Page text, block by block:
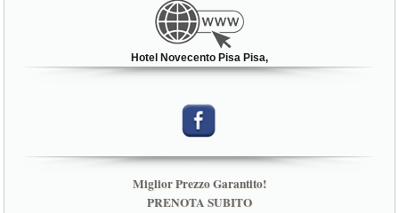
Hotel Novecento Pisa Pisa,
Miglior Prezzo Garantito!
PRENOTA SUBITO